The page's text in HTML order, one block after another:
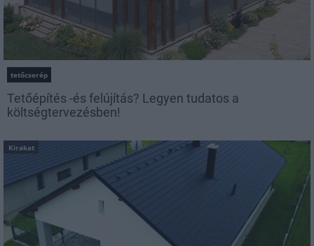
tetőcserép
Tetőépítés -és felújítás? Legyen tudatos a
költségtervezésben!
Kirakat